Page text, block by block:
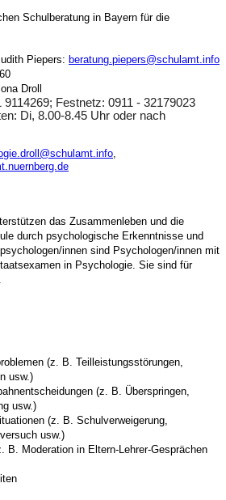
Schulberatung in Bayern für die
Piepers: beratung.piepers@schulamt.info
Droll
9114269; Festnetz: 0911 - 32179023
Di, 8.00-8.45 Uhr oder nach
das Zusammenleben und die
durch psychologische Erkenntnisse und
innen sind Psychologen/innen mit
in Psychologie. Sie sind für
(z. B. Teilleistungsstörungen,
usw.)
(z. B. Überspringen,
usw.)
(z. B. Schulverweigerung,
usw.)
B. Moderation in Eltern-Lehrer-Gesprächen